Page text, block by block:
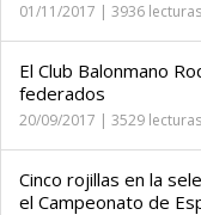
01/11/2017 | 3936 lecturas
El Club Balonmano
federados
20/09/2017 | 3529 lecturas
Cinco rojillas en la
el Campeonato de